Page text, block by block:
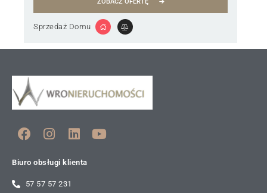
ZOBACZ OFERTĘ
Sprzedaż Domu
Biuro obsługi klienta
57 57 57 231